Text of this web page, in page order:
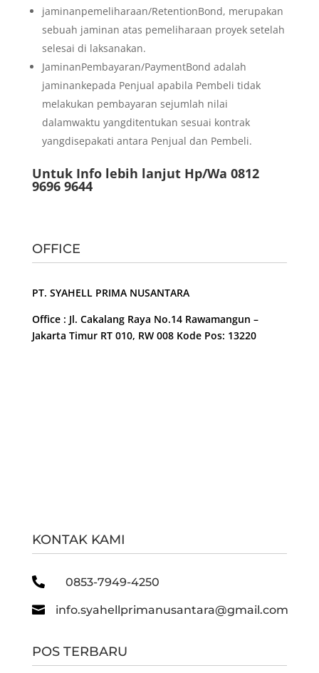
jaminanpemeliharaan/RetentionBond, merupakan
sebuah jaminan atas pemeliharaan proyek setelah
selesai di laksanakan.
JaminanPembayaran/PaymentBond adalah
jaminankepada Penjual apabila Pembeli tidak
melakukan pembayaran sejumlah nilai
dalamwaktu yangditentukan sesuai kontrak
yangdisepakati antara Penjual dan Pembeli.
Untuk Info lebih lanjut Hp/Wa 0812
9696 9644
OFFICE
PT. SYAHELL PRIMA NUSANTARA
Office : Jl. Cakalang Raya No.14 Rawamangun –
Jakarta Timur RT 010, RW 008 Kode Pos: 13220
KONTAK KAMI
 0853-7949-4250
 info.syahellprimanusantara@gmail.com
POS TERBARU